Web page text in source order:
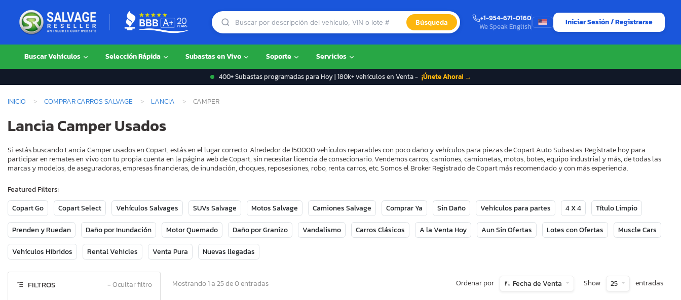
Búsqueda
+1-954-671-0160
We Speak English
Iniciar Sesión / Registrarse
Buscar Vehículos Selección Rápida Subastas en Vivo Soporte Servicios
400+ Subastas programadas para Hoy | 180k+ vehículos en Venta - ¡Únete Ahora! →
INICIO COMPRAR CARROS SALVAGE LANCIA CAMPER
Lancia Camper Usados
Si estás buscando Lancia Camper usados en Copart, estás en el lugar correcto. Alrededor de 150000 vehículos reparables con poco daño y vehículos para piezas de Copart Auto Subastas. Regístrate hoy para
participar en remates en vivo con tu propia cuenta en la página web de Copart, sin necesitar licencia de consecionario. Vendemos carros, camiones, camionetas, motos, botes, equipo industrial y más, de todas las
marcas y modelos, de aseguradoras, empresas financieras, de inundación, choques, reposesiones, robo, renta carros, etc. Somos el Broker Registrado de Copart más recomendado y con más experiencia.
Featured Filters:
Copart Go
Copart Select Vehículos Salvages SUVs Salvage Motos Salvage Camiones Salvage Comprar Ya Sin Daño Vehículos para partes 4 X 4 Título Limpio
Prenden y Ruedan Daño por Inundación Motor Quemado Daño por Granizo Vandalismo Carros Clásicos A la Venta Hoy Aun Sin Ofertas Lotes con Ofertas Muscle Cars
Vehículos Híbridos Rental Vehicles Venta Pura Nuevas llegadas
FILTROS −Ocultar filtro Mostrando 1 a 25 de 0 entradas Ordenar por Fecha de Venta Show 25 entradas